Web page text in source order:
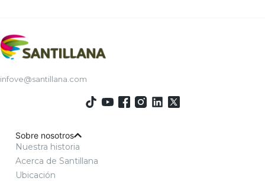
infove@santillana.com
Sobre nosotros
Nuestra historia
Acerca de Santillana
Ubicación